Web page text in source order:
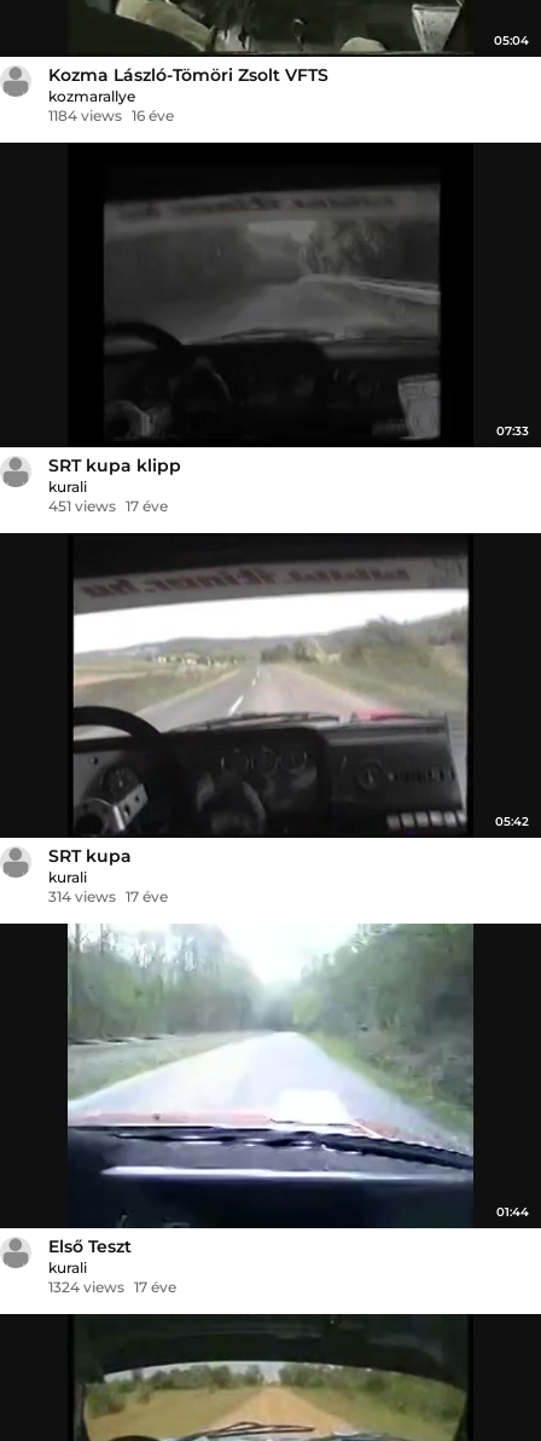
05:04
Kozma László-Tömöri Zsolt VFTS
kozmarallye
1184 views 16 éve
07:33
SRT kupa klipp
kurali
451 views 17 éve
05:42
SRT kupa
kurali
314 views 17 éve
01:44
Első Teszt
kurali
1324 views 17 éve